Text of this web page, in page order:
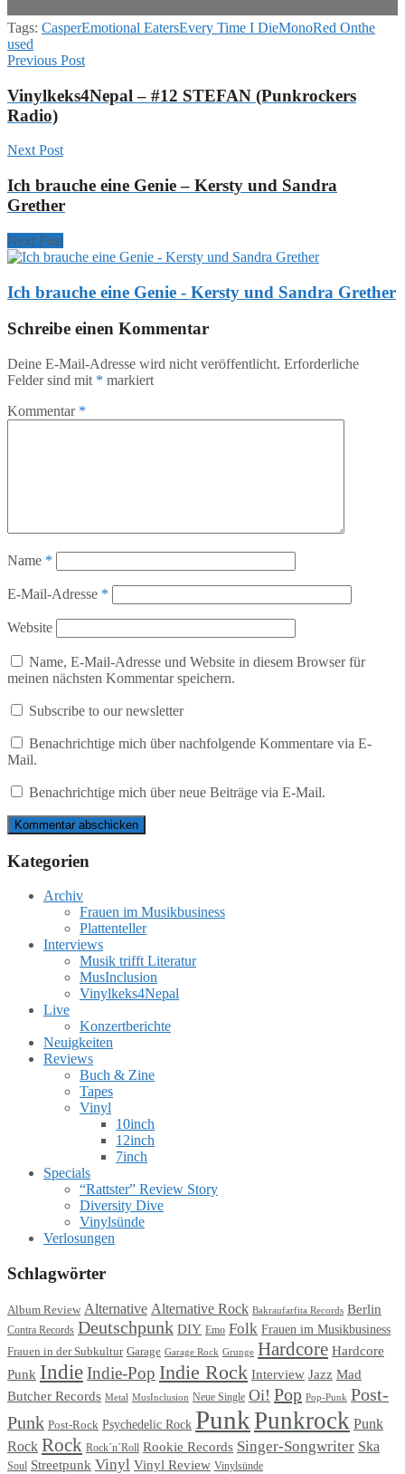
Tags: CasperEmotional EatersEvery Time I DieMonoRed Onthe
used
Previous Post
Vinylkeks4Nepal – #12 STEFAN (Punkrockers
Radio)
Next Post
Ich brauche eine Genie – Kersty und Sandra
Grether
Next Post
Ich brauche eine Genie - Kersty und Sandra Grether
Schreibe einen Kommentar
Deine E-Mail-Adresse wird nicht veröffentlicht. Erforderliche
Felder sind mit * markiert
Kommentar *
Name *
E-Mail-Adresse *
Website
Name, E-Mail-Adresse und Website in diesem Browser für
meinen nächsten Kommentar speichern.
Subscribe to our newsletter
Benachrichtige mich über nachfolgende Kommentare via E-
Mail.
Benachrichtige mich über neue Beiträge via E-Mail.
Kategorien
Archiv
Frauen im Musikbusiness
Plattenteller
Interviews
Musik trifft Literatur
MusInclusion
Vinylkeks4Nepal
Live
Konzertberichte
Neuigkeiten
Reviews
Buch & Zine
Tapes
Vinyl
10inch
12inch
7inch
Specials
“Rattster” Review Story
Diversity Dive
Vinylsünde
Verlosungen
Schlagwörter
Album Review Alternative Alternative Rock Bakraufarfita Records Berlin
Contra Records Deutschpunk DIY Emo Folk Frauen im Musikbusiness
Frauen in der Subkultur Garage Garage Rock Grunge Hardcore Hardcore
Punk IndieIndie-Pop Indie Rock Interview Jazz Mad
Butcher Records Metal MusInclusion Neue Single Oi! Pop Pop-Punk Post-
Punk Post-Rock Psychedelic Rock PunkPunkrock Punk
Rock Rock Rock´n´Roll Rookie Records Singer-Songwriter Ska
Soul Streetpunk Vinyl Vinyl Review Vinylsünde